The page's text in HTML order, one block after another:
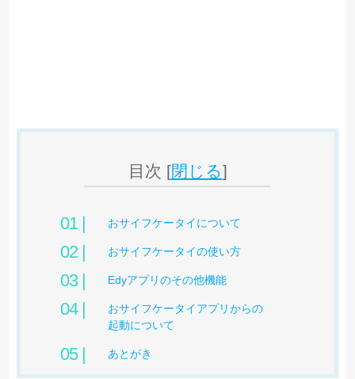
目次 [閉じる]
おサイフケータイについて
おサイフケータイの使い方
Edyアプリのその他機能
おサイフケータイアプリからの
起動について
あとがき